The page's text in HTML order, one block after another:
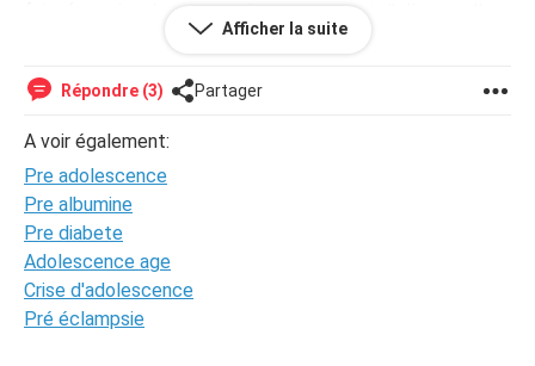
court moins vite qu'eux).. Je lui dit que tout ca ce n'est
c'est ma fille mais elle a des cheveux longs magnifiques,
elle n'est pas grosse, elle a des lunettes mais ca ne fait
pas d'elle une fille moche. Ca me fait penser à un
comportement d'ado.
En sachant tout ca, croyez vous qu'elle fasse sa
préadolescence ?
Si oui, comment cela se passe chez vous cette période ?
Merci d'avance de votre réponse.
Afficher la suite
Répondre (3) Partager
A voir également:
Pre adolescence
Pre albumine
Pre diabete
Adolescence age
Crise d'adolescence
Pré éclampsie